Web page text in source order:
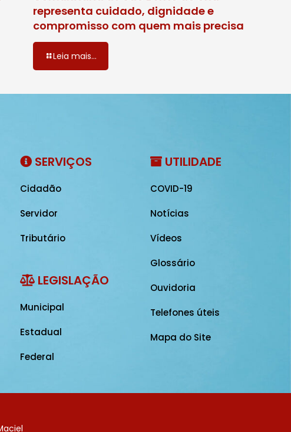
representa cuidado, dignidade e
compromisso com quem mais precisa
Leia mais...
SERVIÇOS
Cidadão
Servidor
Tributário
LEGISLAÇÃO
Municipal
Estadual
Federal
UTILIDADE
COVID-19
Notícias
Vídeos
Glossário
Ouvidoria
Telefones úteis
Mapa do Site